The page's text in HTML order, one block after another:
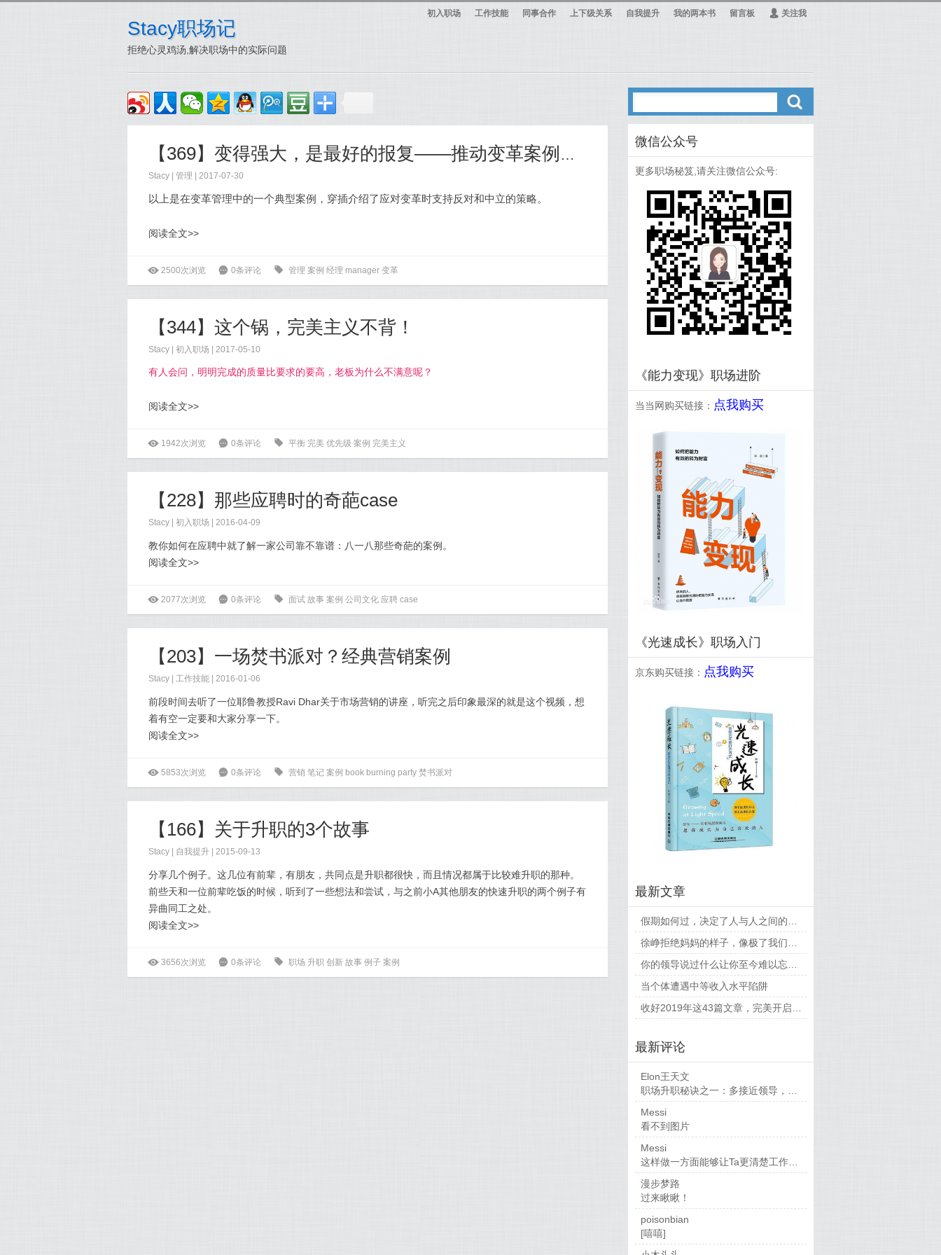
Stacy职场记
拒绝心灵鸡汤,解决职场中的实际问题
初入职场 工作技能 同事合作 上下级关系 自我提升 我的两本书 留言板 Ą 关注我
【369】变得强大，是最好的报复——推动变革案例分析
Stacy 管理 | 2017-07-30
以上是在变革管理中的一个典型案例，穿插介绍了应对变革时支持反对和中立的策略。
阅读全文>>
ė 2500次浏览 6 0条评论 0 管理 案例 经理 manager 变革
【344】这个锅，完美主义不背！
Stacy 初入职场 | 2017-05-10
有人会问，明明完成的质量比要求的要高，老板为什么不满意呢？
阅读全文>>
ė 1942次浏览 6 0条评论 0 平衡 完美 优先级 案例 完美主义
【228】那些应聘时的奇葩case
Stacy 初入职场 | 2016-04-09
教你如何在应聘中就了解一家公司靠不靠谱：八一八那些奇葩的案例。
阅读全文>>
ė 2077次浏览 6 0条评论 0 面试 故事 案例 公司文化 应聘 case
【203】一场焚书派对？经典营销案例
Stacy 工作技能 | 2016-01-06
前段时间去听了一位耶鲁教授Ravi Dhar关于市场营销的讲座，听完之后印象最深的就是这个视频，想
着有空一定要和大家分享一下。
阅读全文>>
ė 5853次浏览 6 0条评论 0 营销 笔记 案例 book burning party 焚书派对
【166】关于升职的3个故事
Stacy 自我提升 | 2015-09-13
分享几个例子。这几位有前辈，有朋友，共同点是升职都很快，而且情况都属于比较难升职的那种。
前些天和一位前辈吃饭的时候，听到了一些想法和尝试，与之前小A其他朋友的快速升职的两个例子有
异曲同工之处。
阅读全文>>
ė 3656次浏览 6 0条评论 0 职场 升职 创新 故事 例子 案例
ő
微信公众号
更多职场秘笈,请关注微信公众号:
《能力变现》职场进阶
当当网购买链接： 点我购买
《光速成长》职场入门
京东购买链接： 点我购买
最新文章
当个体遭遇中等收入水平陷阱
最新评论
Elon王天文
职场升职秘诀之一：多接近领导，当然，多做...
Messi
看不到图片
Messi
这样做一方面能够让Ta更清楚工作要求，也...
漫步梦路
过来瞅瞅！
poisonbian
[嘻嘻]